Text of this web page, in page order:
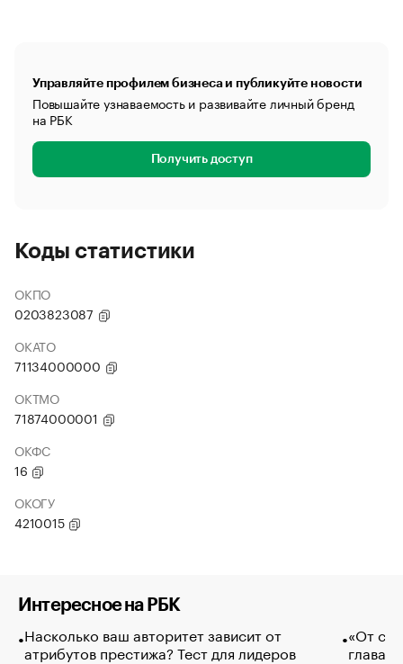
Управляйте профилем бизнеса и публикуйте новости
Повышайте узнаваемость и развивайте личный бренд
на РБК
Получить доступ
Коды статистики
ОКПО
0203823087
ОКАТО
71134000000
ОКТМО
71874000001
ОКФС
16
ОКОГУ
4210015
Интересное на РБК
Насколько ваш авторитет зависит от
атрибутов престижа? Тест для лидеров
«От
глава